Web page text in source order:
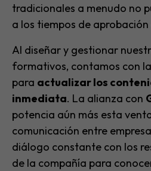
tradicionales a menudo no
a los tiempos de
Al diseñar y gestionar
formativos, contamos con
para actualizar los
inmediata. La alianza con
potencia aún más esta
comunicación entre
diálogo constante con los
de la compañía para